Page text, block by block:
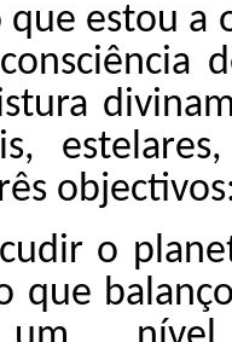
que estou a
o
que